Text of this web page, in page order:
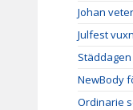
Johan
Julfest
NewBody
Ordinarie